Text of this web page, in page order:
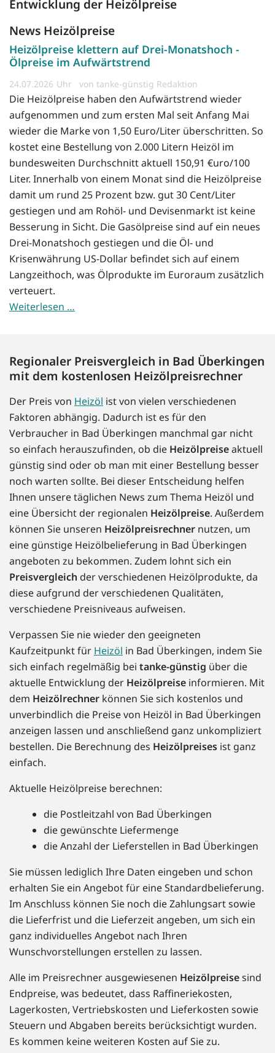
Entwicklung der Heizölpreise
News Heizölpreise
Heizölpreise klettern auf Drei-Monatshoch -
Ölpreise im Aufwärtstrend
24.07.2026 von tanke-günstig Redaktion
Die Heizölpreise haben den Aufwärtstrend wieder
aufgenommen und zum ersten Mal seit Anfang Mai
wieder die Marke von 1,50 Euro/Liter überschritten. So
kostet eine Bestellung von 2.000 Litern Heizöl im
bundesweiten Durchschnitt aktuell 150,91 €uro/100
Liter. Innerhalb von einem Monat sind die Heizölpreise
damit um rund 25 Prozent bzw. gut 30 Cent/Liter
gestiegen und am Rohöl- und Devisenmarkt ist keine
Besserung in Sicht. Die Gasölpreise sind auf ein neues
Drei-Monatshoch gestiegen und die Öl- und
Krisenwährung US-Dollar befindet sich auf einem
Langzeithoch, was Ölprodukte im Euroraum zusätzlich
verteuert.
Weiterlesen …
Regionaler Preisvergleich in Bad Überkingen
mit dem kostenlosen Heizölpreisrechner
Der Preis von Heizöl ist von vielen verschiedenen
Faktoren abhängig. Dadurch ist es für den
Verbraucher in Bad Überkingen manchmal gar nicht
so einfach herauszufinden, ob die Heizölpreiseaktuell
günstig sind oder ob man mit einer Bestellung besser
noch warten sollte. Bei dieser Entscheidung helfen
Ihnen unsere täglichen News zum Thema Heizöl und
eine Übersicht der regionalen Heizölpreise. Außerdem
können Sie unseren Heizölpreisrechner nutzen, um
eine günstige Heizölbelieferung in Bad Überkingen
angeboten zu bekommen. Zudem lohnt sich ein
Preisvergleich der verschiedenen Heizölprodukte, da
diese aufgrund der verschiedenen Qualitäten,
verschiedene Preisniveaus aufweisen.
Verpassen Sie nie wieder den geeigneten
Kaufzeitpunkt für Heizöl in Bad Überkingen, indem Sie
sich einfach regelmäßig bei tanke-günstig über die
aktuelle Entwicklung der Heizölpreise informieren. Mit
dem Heizölrechner können Sie sich kostenlos und
unverbindlich die Preise von Heizöl in Bad Überkingen
anzeigen lassen und anschließend ganz unkompliziert
bestellen. Die Berechnung des Heizölpreises ist ganz
einfach.
Aktuelle Heizölpreise berechnen:
die Postleitzahl von Bad Überkingen
die gewünschte Liefermenge
die Anzahl der Lieferstellen in Bad Überkingen
Sie müssen lediglich Ihre Daten eingeben und schon
erhalten Sie ein Angebot für eine Standardbelieferung.
Im Anschluss können Sie noch die Zahlungsart sowie
die Lieferfrist und die Lieferzeit angeben, um sich ein
ganz individuelles Angebot nach Ihren
Wunschvorstellungen erstellen zu lassen.
Alle im Preisrechner ausgewiesenen Heizölpreisesind
Endpreise, was bedeutet, dass Raffineriekosten,
Lagerkosten, Vertriebskosten und Lieferkosten sowie
Steuern und Abgaben bereits berücksichtigt wurden.
Es kommen keine weiteren Kosten auf Sie zu.